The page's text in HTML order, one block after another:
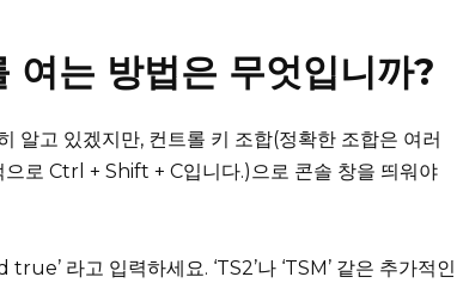
여는 방법은 무엇입니까?
알고 있겠지만, 컨트롤 키 조합(정확한 조합은 여러
로 Ctrl + Shift + C입니다.)으로 콘솔 창을 띄워야
라고 입력하세요. ‘TS2’나 ‘TSM’ 같은 추가적인